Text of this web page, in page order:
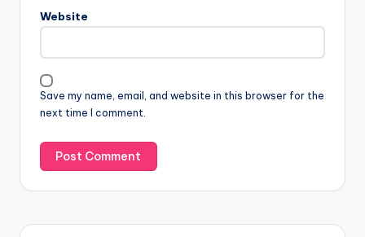
Website
Save my name, email, and website in this browser for the
next time I comment.